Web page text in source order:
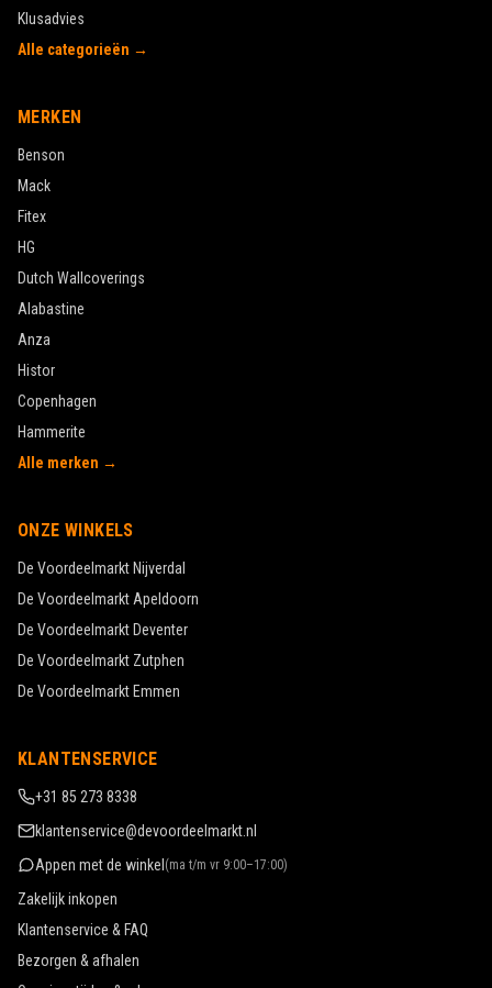
Klusadvies
Alle categorieën →
MERKEN
Benson
Mack
Fitex
HG
Dutch Wallcoverings
Alabastine
Anza
Histor
Copenhagen
Hammerite
Alle merken →
ONZE WINKELS
De Voordeelmarkt Nijverdal
De Voordeelmarkt Apeldoorn
De Voordeelmarkt Deventer
De Voordeelmarkt Zutphen
De Voordeelmarkt Emmen
KLANTENSERVICE
+31 85 273 8338
klantenservice@devoordeelmarkt.nl
Appen met de winkel (ma t/m vr 9:00–17:00)
Zakelijk inkopen
Klantenservice & FAQ
Bezorgen & afhalen